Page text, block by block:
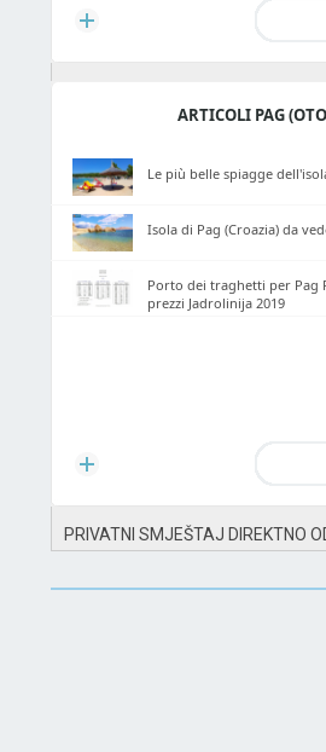
ARTICOLI PAG
Le più belle spiagge
Isola di Pag (Croazia) da
Porto dei traghetti per Pag
prezzi Jadrolinija 2019
PRIVATNI SMJEŠTAJ DIREKTNO